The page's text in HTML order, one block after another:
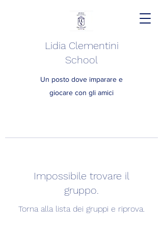
Lidia Clementini
School
Un posto dove imparare e
giocare con gli amici
Impossibile trovare il
gruppo.
Torna alla lista dei gruppi e riprova.